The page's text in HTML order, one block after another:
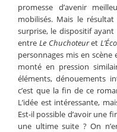
promesse d’avenir
mobilisés. Mais le
surprise, le dispositif ayant
entre Le Chuchoteuret
personnages mis en
monté en pression
éléments, dénouements
c’est que la fin de ce
L’idée est intéressante,
Est-il possible d’avoir une
une ultime suite ? On